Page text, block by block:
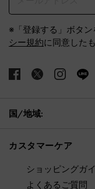
※「登録する」ボタン
シー規約に同意した
国/地域:
カスタマーケア
ショッピングガ
よくあるご質問